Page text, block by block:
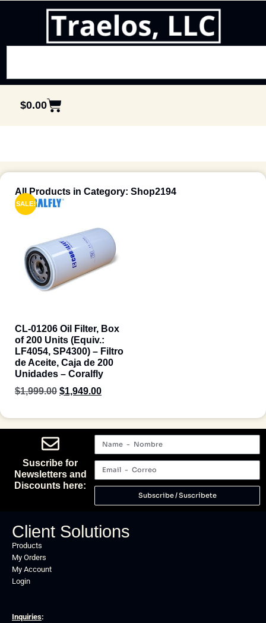
$0.00
All Products in Category: Shop2194
SALE!
CL-01206 Oil Filter, Box
of 200 Units (Equiv.:
LF4054, SP4300) – Filtro
de Aceite, Caja de 200
Unidades – Coralfly
$1,999.00 $1,949.00
Suscribe for
Newsletters and
Discounts here:
Subscribe / Suscríbete
Client Solutions
Products
My Orders
My Account
Login
Inquiries: